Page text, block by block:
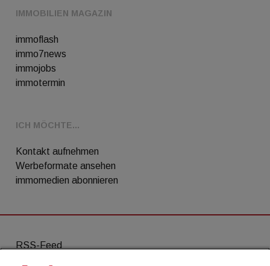
IMMOBILIEN MAGAZIN
immoflash
immo7news
immojobs
immotermin
ICH MÖCHTE...
Kontakt aufnehmen
Werbeformate ansehen
immomedien abonnieren
RSS-Feed